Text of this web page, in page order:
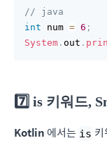
// java
int num = 6 ;
System . out .
7️⃣ is 키워드,
Kotlin 에서는 is